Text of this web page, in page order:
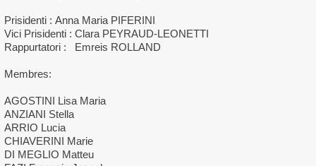
Prisidenti : Anna Maria PIFERINI
Vici Prisidenti : Clara PEYRAUD-LEONETTI
Rappurtatori : Emreis ROLLAND
Membres:
AGOSTINI Lisa Maria
ANZIANI Stella
ARRIO Lucia
CHIAVERINI Marie
DI MEGLIO Matteu